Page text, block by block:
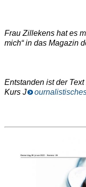
Frau Zillekens hat es
mich“ in das Magazin
Entstanden ist der
Kurs J